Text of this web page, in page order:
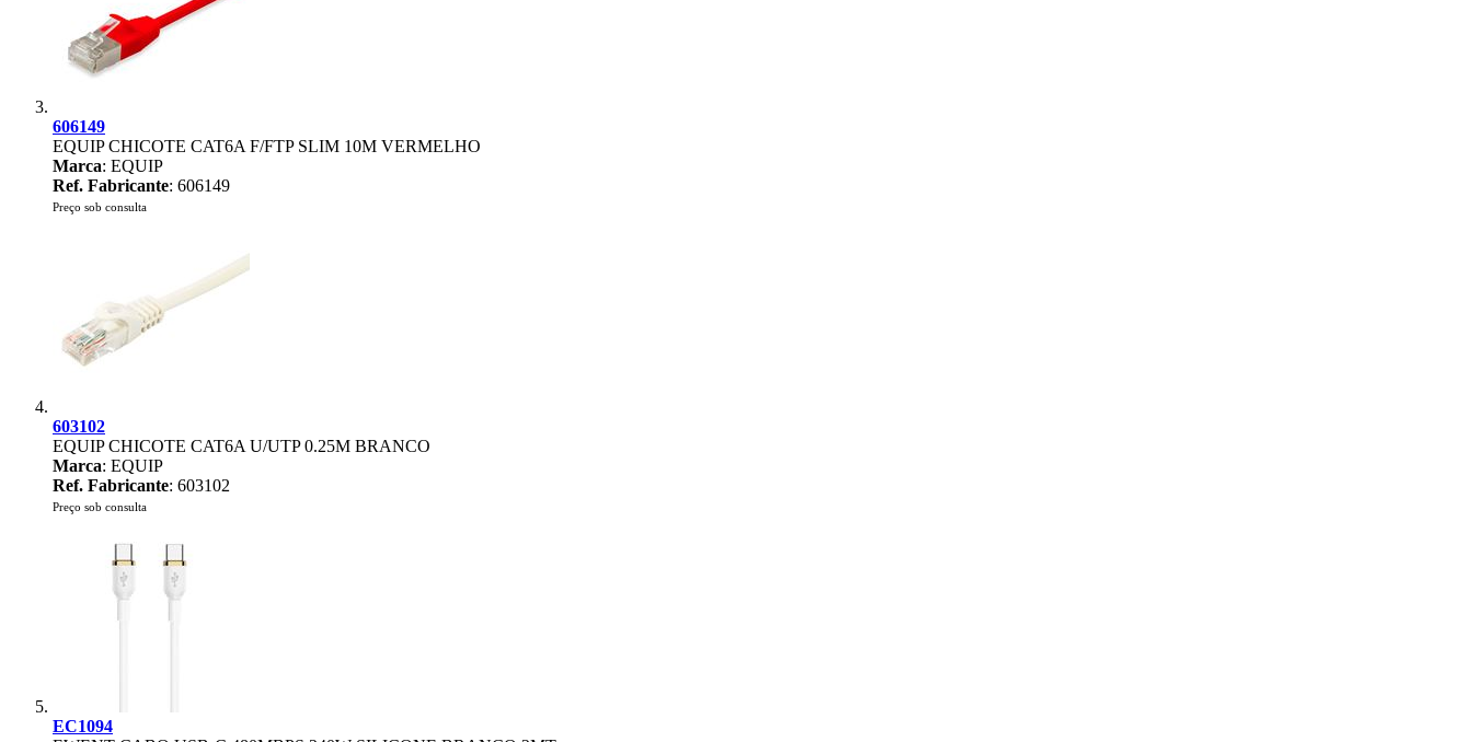
606149
EQUIP CHICOTE CAT6A F/FTP SLIM 10M VERMELHO
Marca: EQUIP
Ref. Fabricante: 606149
Preço sob consulta
603102
EQUIP CHICOTE CAT6A U/UTP 0.25M BRANCO
Marca: EQUIP
Ref. Fabricante: 603102
Preço sob consulta
EC1094